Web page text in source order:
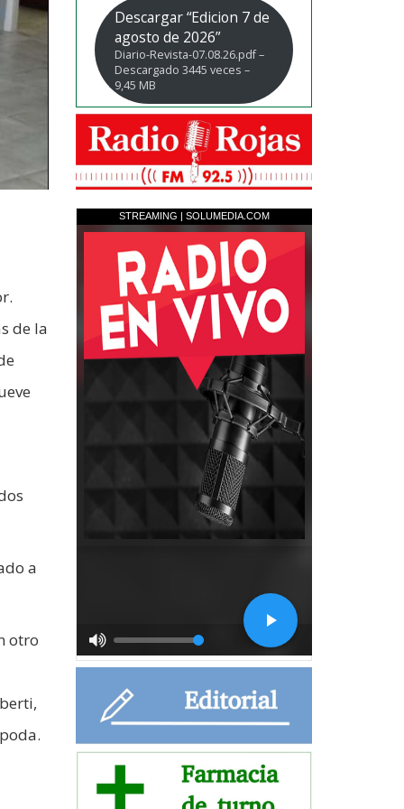
de la
a
otro
Descargar “Edicion 7 de
agosto de 2026”
Diario-Revista-07.08.26.pdf –
Descargado 3445 veces –
9,45 MB